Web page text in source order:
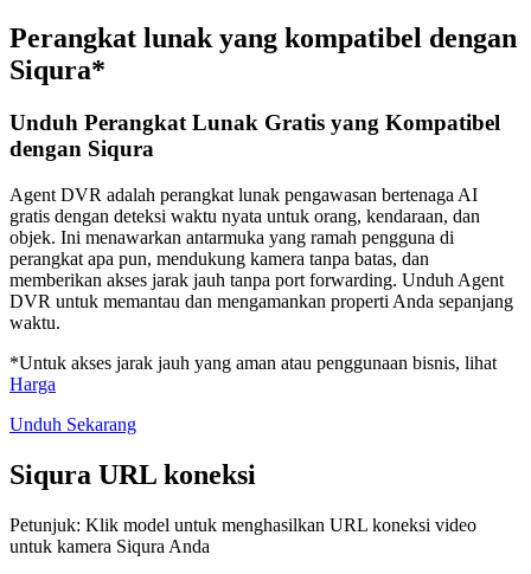
Perangkat lunak yang kompatibel dengan
Siqura*
Unduh Perangkat Lunak Gratis yang Kompatibel
dengan Siqura
Agent DVR adalah perangkat lunak pengawasan bertenaga AI
gratis dengan deteksi waktu nyata untuk orang, kendaraan, dan
objek. Ini menawarkan antarmuka yang ramah pengguna di
perangkat apa pun, mendukung kamera tanpa batas, dan
memberikan akses jarak jauh tanpa port forwarding. Unduh Agent
DVR untuk memantau dan mengamankan properti Anda sepanjang
waktu.
*Untuk akses jarak jauh yang aman atau penggunaan bisnis, lihat
Harga
Unduh Sekarang
Siqura URL koneksi
Petunjuk: Klik model untuk menghasilkan URL koneksi video
untuk kamera Siqura Anda